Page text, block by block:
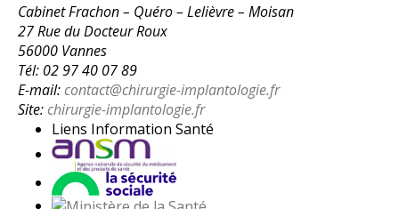
Cabinet Frachon – Quéro – Lelièvre – Moisan
27 Rue du Docteur Roux
56000 Vannes
Tél: 02 97 40 07 89
E-mail:contact@chirurgie-implantologie.fr
Site:chirurgie-implantologie.fr
Liens Information Santé